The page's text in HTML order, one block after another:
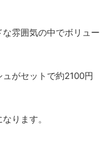
雰囲気の中でボリュー
がセットで約2100円
ります。